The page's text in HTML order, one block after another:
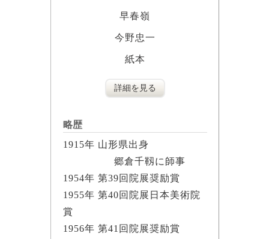
早春嶺
今野忠一
紙本
詳細を見る
略歴
1915年 山形県出身
郷倉千靱に師事
1954年 第39回院展奨励賞
1955年 第40回院展日本美術院
賞
1956年 第41回院展奨励賞